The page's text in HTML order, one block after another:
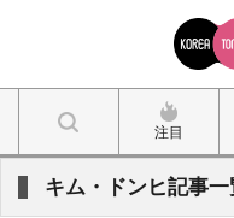
注目
キム・ドンヒ記事一